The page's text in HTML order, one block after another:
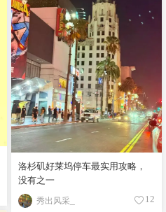
洛杉矶好莱坞停车最实用攻略，
没有之一
秀出风采_ 12